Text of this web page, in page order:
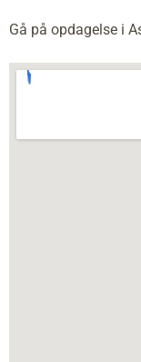
Gå på opdagelse i